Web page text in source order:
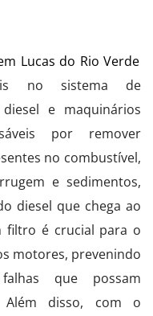
Lucas do Rio Verde
no sistema de
e maquinários
por remover
no combustível,
e sedimentos,
diesel que chega ao
filtro é crucial para o
motores, prevenindo
que possam
Além disso, com o